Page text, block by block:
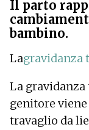
Il parto
bambino.
Lagravidanza
La
genitore
travaglio da